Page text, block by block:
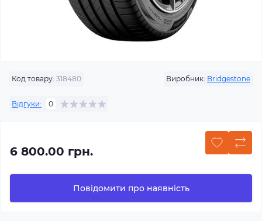
Код товару: 318480 Виробник: Bridgestone
Відгуки: 0
6 800.00 грн.
Повідомити про наявність